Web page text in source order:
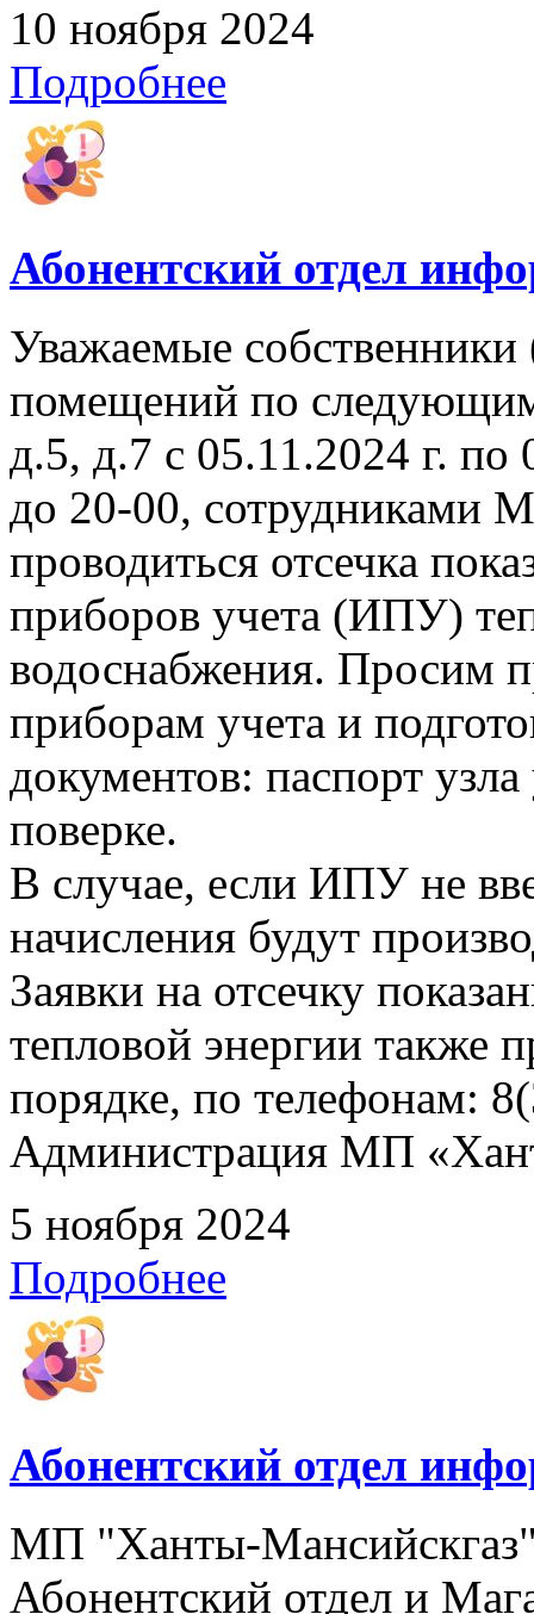
10 ноября 2024
Подробнее
Абонентский отдел
Уважаемые
помещений по
д.5, д.7 с 05.11.2024 г.
до 20-00, сотрудниками
проводиться отсечка
приборов учета (ИПУ)
водоснабжения. Просим
приборам учета и
документов: паспорт узла
поверке.
В случае, если ИПУ не
начисления будут
Заявки на отсечку
тепловой энергии также
порядке, по телефонам:
Администрация МП
5 ноября 2024
Подробнее
Абонентский отдел
МП "Ханты-Мансийскгаз"
Абонентский отдел и